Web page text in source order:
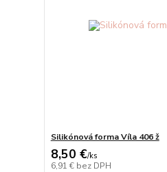
Silikónová forma Víla 406 ž
8,50 €/ks
6,91 € bez DPH